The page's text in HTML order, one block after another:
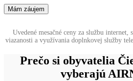
Mám záujem
Uvedené mesačné ceny za službu
viazanosti a využívania doplnkovej služby
Prečo si obyvatelia
vyberajú